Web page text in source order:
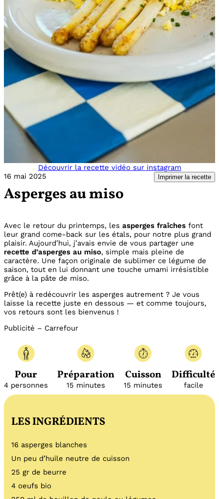
Découvrir la recette vidéo sur instagram
16 mai 2025
Imprimer la recette
Asperges au miso
Avec le retour du printemps, les asperges fraîches font
leur grand come-back sur les étals, pour notre plus grand
plaisir. Aujourd’hui, j’avais envie de vous partager une
recette d’asperges au miso, simple mais pleine de
caractère. Une façon originale de sublimer ce légume de
saison, tout en lui donnant une touche umami irrésistible
grâce à la pâte de miso.
Prêt(e) à redécouvrir les asperges autrement ? Je vous
laisse la recette juste en dessous — et comme toujours,
vos retours sont les bienvenus !
Publicité – Carrefour
Pour
4 personnes
Préparation
15 minutes
Cuisson
15 minutes
Difficulté
facile
LES INGRÉDIENTS
16 asperges blanches
Un peu d’huile neutre de cuisson
25 gr de beurre
4 oeufs bio